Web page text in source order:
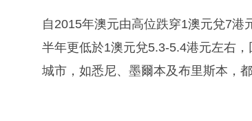
自2015年澳元由高位跌穿1澳元兌7
半年更低於1澳元兌5.3-5.4港元左右
城市，如悉尼、墨爾本及布里斯本，